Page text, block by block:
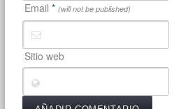
Email * (will not be published)
Sitio web